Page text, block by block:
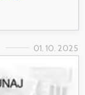
01. 10. 2025